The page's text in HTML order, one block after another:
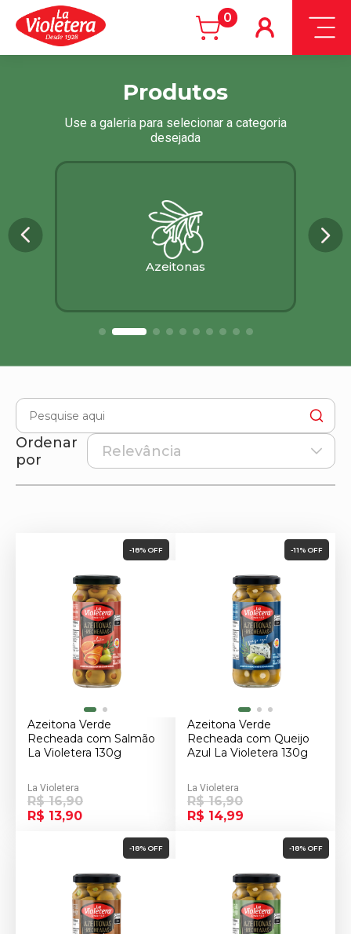
0
Produtos
Use a galeria para selecionar a categoria
desejada
Azeitonas
Ordenar
por
-18% OFF
Azeitona Verde
Recheada com Salmão
La Violetera 130g
La Violetera
R$ 16,90
R$ 13,90
-11% OFF
Azeitona Verde
Recheada com Queijo
Azul La Violetera 130g
La Violetera
R$ 16,90
R$ 14,99
-18% OFF -18% OFF